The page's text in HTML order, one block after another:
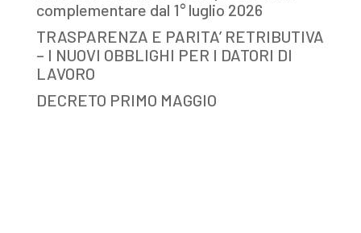
complementare dal 1° luglio 2026
TRASPARENZA E PARITA’ RETRIBUTIVA
– I NUOVI OBBLIGHI PER I DATORI DI
LAVORO
DECRETO PRIMO MAGGIO